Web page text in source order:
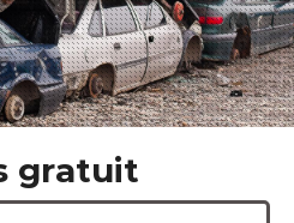
gratuit